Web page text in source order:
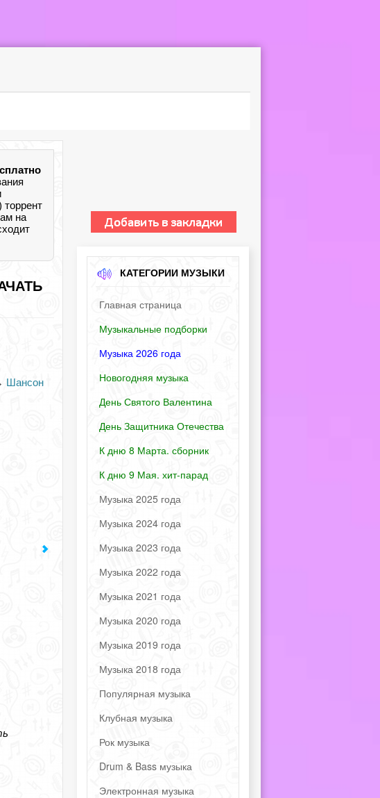
торрент
на
Шансон
КАТЕГОРИИ МУЗЫКИ
Главная страница
Музыкальные подборки
Музыка 2026 года
Новогодняя музыка
День Святого Валентина
День Защитника Отечества
К дню 8 Марта. сборник
К дню 9 Мая. хит-парад
Музыка 2025 года
Музыка 2024 года
Музыка 2023 года
Музыка 2022 года
Музыка 2021 года
Музыка 2020 года
Музыка 2019 года
Музыка 2018 года
Популярная музыка
Клубная музыка
Рок музыка
Drum & Bass музыка
Электронная музыка